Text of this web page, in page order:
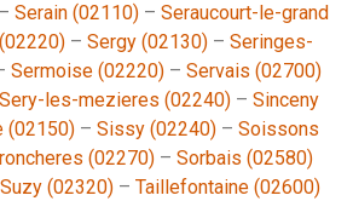
– Serain (02110) – Seraucourt-le-grand
– Sergy (02130) – Seringes-
Sermoise (02220) – Servais (02700)
Sery-les-mezieres (02240) – Sinceny
(02150) – Sissy (02240) – Soissons
(02270) – Sorbais (02580)
Suzy (02320) – Taillefontaine (02600)